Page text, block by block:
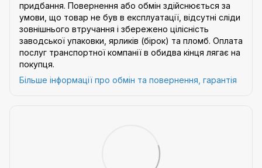
придбання. Повернення або обмін здійснюється за
умови, що товар не був в експлуатації, відсутні сліди
зовнішнього втручання і збережено цілісність
заводської упаковки, ярликів (бірок) та пломб. Оплата
послуг транспортної компанії в обидва кінця лягає на
покупця.
Більше інформації про обмін та повернення, гарантія